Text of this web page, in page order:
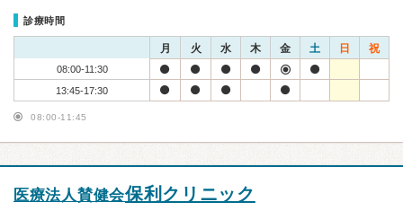
診療時間
月 火 水 木 金 土 日 祝
08:00-11:30
13:45-17:30
08:00-11:45
医療法人賛健会保利クリニック